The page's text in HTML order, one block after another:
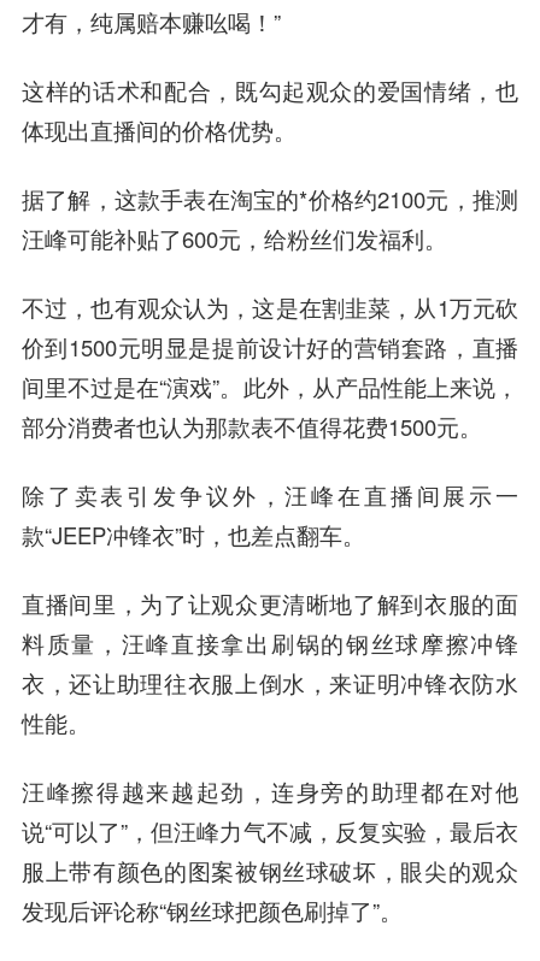
才有，纯属赔本赚吆喝！”
这样的话术和配合，既勾起观众的爱国情绪，也
体现出直播间的价格优势。
据了解，这款手表在淘宝的*价格约2100元，推测
汪峰可能补贴了600元，给粉丝们发福利。
不过，也有观众认为，这是在割韭菜，从1万元砍
价到1500元明显是提前设计好的营销套路，直播
间里不过是在“演戏”。此外，从产品性能上来说，
部分消费者也认为那款表不值得花费1500元。
除了卖表引发争议外，汪峰在直播间展示一
款“JEEP冲锋衣”时，也差点翻车。
直播间里，为了让观众更清晰地了解到衣服的面
料质量，汪峰直接拿出刷锅的钢丝球摩擦冲锋
衣，还让助理往衣服上倒水，来证明冲锋衣防水
性能。
汪峰擦得越来越起劲，连身旁的助理都在对他
说“可以了”，但汪峰力气不减，反复实验，最后衣
服上带有颜色的图案被钢丝球破坏，眼尖的观众
发现后评论称“钢丝球把颜色刷掉了”。